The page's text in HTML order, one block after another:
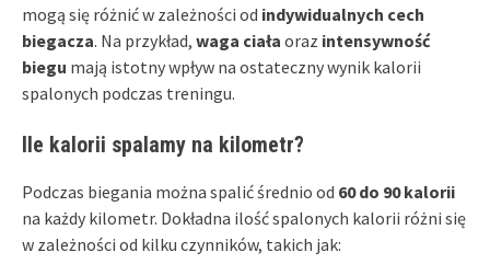
mogą się różnić w zależności od indywidualnych cech
biegacza. Na przykład, waga ciała oraz intensywność
biegu mają istotny wpływ na ostateczny wynik kalorii
spalonych podczas treningu.
Ile kalorii spalamy na kilometr?
Podczas biegania można spalić średnio od 60 do 90 kalorii
na każdy kilometr. Dokładna ilość spalonych kalorii różni się
w zależności od kilku czynników, takich jak: